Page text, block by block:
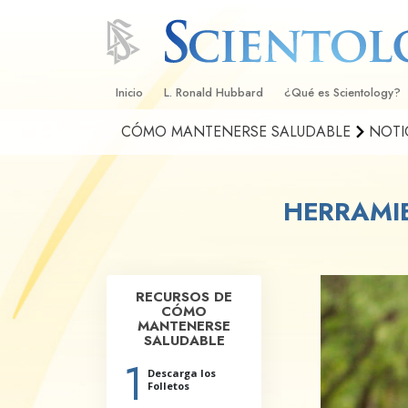
Inicio L. Ronald Hubbard ¿Qué es Scientology?
Creencias y Prácticas
Qué dicen los
Scientology
Dentro de una Iglesia
Los Principios
Una Introducción a
CÓMO MANTENERSE SALUDABLE
RECURSOS DE
CÓMO
MANTENERSE
SALUDABLE
1
Descarga los
Folletos